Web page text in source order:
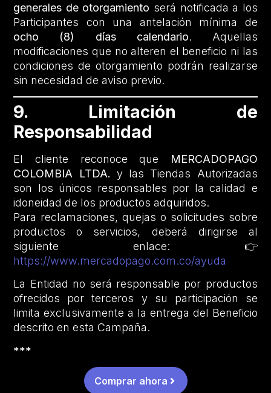
generales de otorgamiento será notificada a los
Participantes con una antelación mínima de
ocho (8) días calendario. Aquellas
modificaciones que no alteren el beneficio ni las
condiciones de otorgamiento podrán realizarse
sin necesidad de aviso previo.
9. Limitación de
Responsabilidad
El cliente reconoce que
MERCADOPAGO
COLOMBIA LTDA. y las Tiendas Autorizadas
son los únicos responsables por la calidad e
idoneidad de los productos adquiridos.
Para reclamaciones, quejas o solicitudes sobre
productos o servicios, deberá dirigirse al
siguiente enlace: 👉
https://www.mercadopago.com.co/ayuda
La Entidad no será responsable por productos
ofrecidos por terceros y su participación se
limita exclusivamente a la entrega del Beneficio
descrito en esta Campaña.
***
Comprar ahora